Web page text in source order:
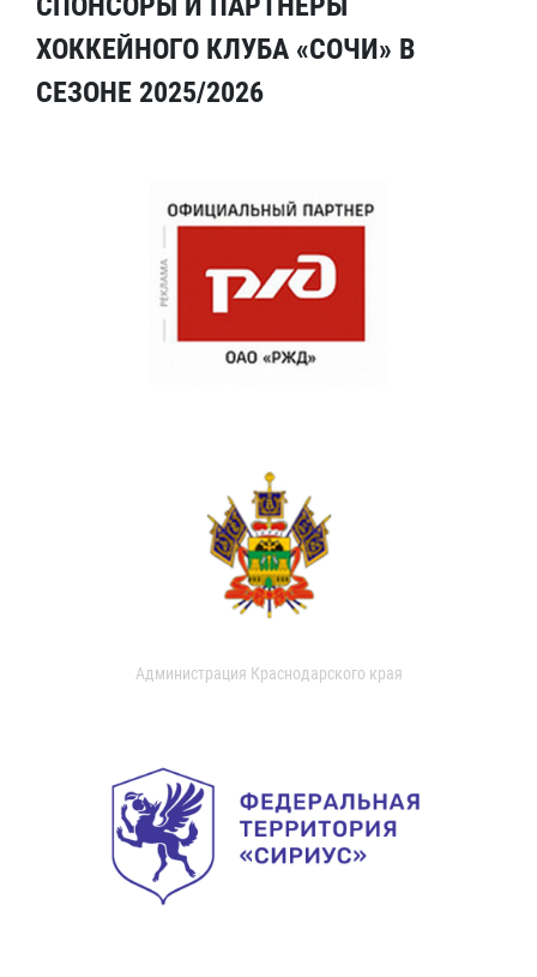
ХОККЕЙНОГО КЛУБА «СОЧИ» В
СЕЗОНЕ 2025/2026
Администрация Краснодарского края